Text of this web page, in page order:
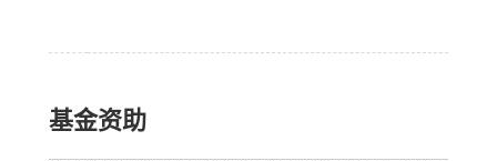
基金资助